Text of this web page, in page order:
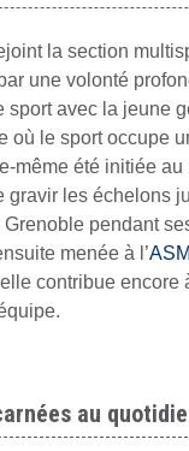
la section
une volonté
sport avec la jeune
où le sport occupe
même été initiée au
gravir les échelons
Grenoble pendant
menée à l’
contribue encore
au